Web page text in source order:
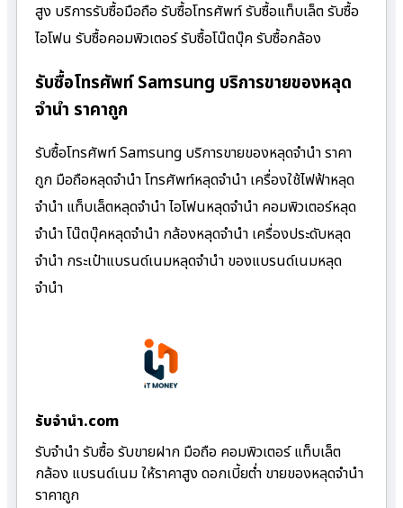
สูง บริการรับซื้อมือถือ รับซื้อโทรศัพท์ รับซื้อแท็บเล็ต รับซื้อ
ไอโฟน รับซื้อคอมพิวเตอร์ รับซื้อโน๊ตบุ๊ค รับซื้อกล้อง
รับซื้อโทรศัพท์ Samsung บริการขายของหลุด
จำนำ ราคาถูก
รับซื้อโทรศัพท์ Samsung บริการขายของหลุดจำนำ ราคา
ถูก มือถือหลุดจำนำ โทรศัพท์หลุดจำนำ เครื่องใช้ไฟฟ้าหลุด
จำนำ แท็บเล็ตหลุดจำนำ ไอโฟนหลุดจำนำ คอมพิวเตอร์หลุด
จำนำ โน๊ตบุ๊คหลุดจำนำ กล้องหลุดจำนำ เครื่องประดับหลุด
จำนำ กระเป๋าแบรนด์เนมหลุดจำนำ ของแบรนด์เนมหลุด
จำนำ
รับจํานํา.com
รับจำนำ รับซื้อ รับขายฝาก มือถือ คอมพิวเตอร์ แท็บเล็ต
กล้อง แบรนด์เนม ให้ราคาสูง ดอกเบี้ยต่ำ ขายของหลุดจำนำ
ราคาถูก